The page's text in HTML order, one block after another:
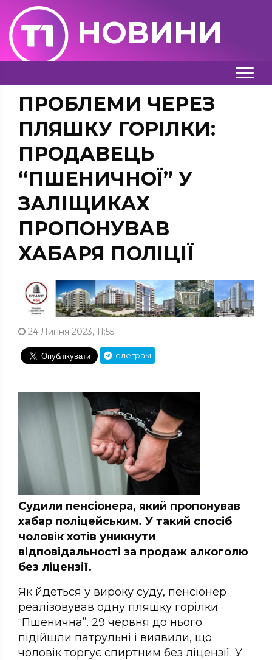
НОВИНИ
ПРОБЛЕМИ ЧЕРЕЗ
ПЛЯШКУ ГОРІЛКИ:
ПРОДАВЕЦЬ
“ПШЕНИЧНОЇ” У
ЗАЛІЩИКАХ
ПРОПОНУВАВ
ХАБАРЯ ПОЛІЦІЇ
24 Липня 2023, 11:55
Телеграм
Судили пенсіонера, який пропонував
хабар поліцейським. У такий спосіб
чоловік хотів уникнути
відповідальності за продаж алкоголю
без ліцензії.
Як йдеться у вироку суду, пенсіонер
реалізовував одну пляшку горілки
“Пшенична”. 29 червня до нього
підійшли патрульні і виявили, що
чоловік торгує спиртним без ліцензії. У